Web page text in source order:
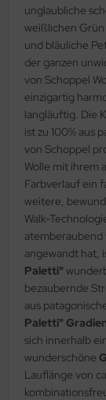
unglaubliche
weißlichen
und bläuliche
der ganzen
von Schoppel
einzigartig
langläuftig. Die
ist zu 100% aus
von Schoppel
Wolle mit ihrem
Farbverlauf ein
weitere,
Walk-
atemberaubend
angewandt hat,
Paletti"
bezaubernde
aus
Paletti"
sich innerhalb
wunderschöne
Lauflänge von